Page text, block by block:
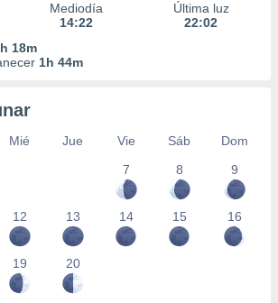
Mediodía
14:22
Última luz
22:02
18m
1h 44m
Mié Jue Vie Sáb
Dom
7
8 9
12 13 14 15 16
19 20